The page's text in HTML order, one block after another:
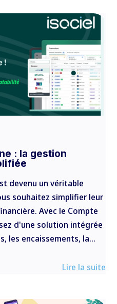
: la gestion
devenu un véritable
souhaitez simplifier leur
Avec le Compte
d'une solution intégrée
les encaissements, la...
Lire la suite